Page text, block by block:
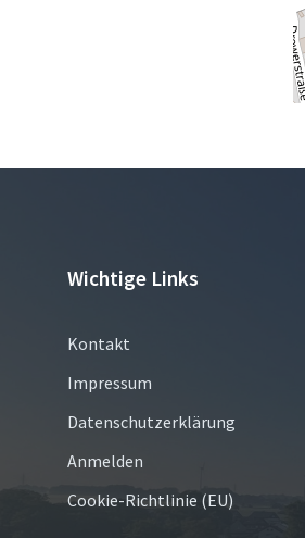
Wichtige Links
Kontakt
Impressum
Datenschutzerklärung
Anmelden
Cookie-Richtlinie (EU)